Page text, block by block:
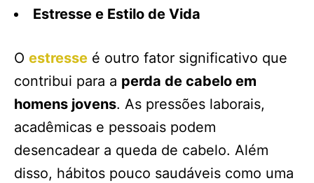
Estresse e Estilo de Vida
O estresse é outro fator significativo que
contribui para a perda de cabelo em
homens jovens. As pressões laborais,
acadêmicas e pessoais podem
desencadear a queda de cabelo. Além
disso, hábitos pouco saudáveis como uma